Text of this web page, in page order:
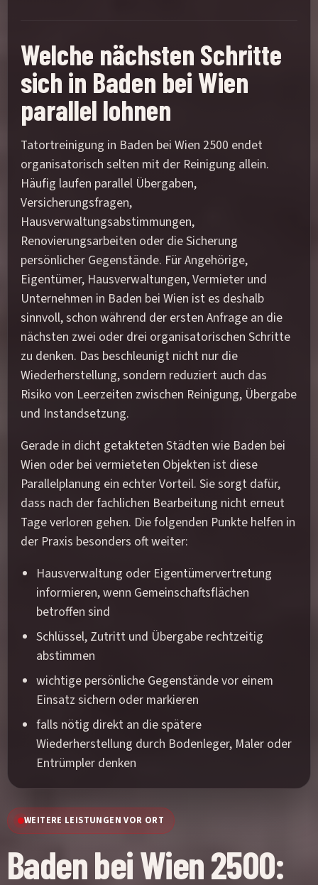
Welche nächsten Schritte
sich in Baden bei Wien
parallel lohnen
Tatortreinigung in Baden bei Wien 2500 endet
organisatorisch selten mit der Reinigung allein.
Häufig laufen parallel Übergaben,
Versicherungsfragen,
Hausverwaltungsabstimmungen,
Renovierungsarbeiten oder die Sicherung
persönlicher Gegenstände. Für Angehörige,
Eigentümer, Hausverwaltungen, Vermieter und
Unternehmen in Baden bei Wien ist es deshalb
sinnvoll, schon während der ersten Anfrage an die
nächsten zwei oder drei organisatorischen Schritte
zu denken. Das beschleunigt nicht nur die
Wiederherstellung, sondern reduziert auch das
Risiko von Leerzeiten zwischen Reinigung, Übergabe
und Instandsetzung.
Gerade in dicht getakteten Städten wie Baden bei
Wien oder bei vermieteten Objekten ist diese
Parallelplanung ein echter Vorteil. Sie sorgt dafür,
dass nach der fachlichen Bearbeitung nicht erneut
Tage verloren gehen. Die folgenden Punkte helfen in
der Praxis besonders oft weiter:
Hausverwaltung oder Eigentümervertretung
informieren, wenn Gemeinschaftsflächen
betroffen sind
Schlüssel, Zutritt und Übergabe rechtzeitig
abstimmen
wichtige persönliche Gegenstände vor einem
Einsatz sichern oder markieren
falls nötig direkt an die spätere
Wiederherstellung durch Bodenleger, Maler oder
Entrümpler denken
WEITERE LEISTUNGEN VOR ORT
Baden bei Wien 2500: